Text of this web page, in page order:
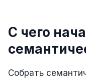
С чего
Собрать